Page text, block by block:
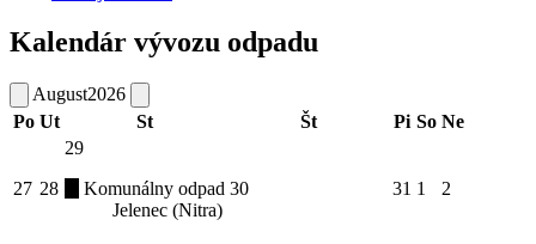
Kalendár vývozu odpadu
August2026
Po Ut St Št Pi So Ne
27 28
29
Komunálny odpad
Jelenec (Nitra)
30 31 1 2